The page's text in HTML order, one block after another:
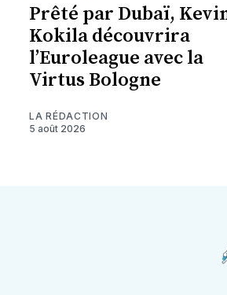
Prêté par Dubaï,
Kokila découvrira
l’Euroleague avec la
Virtus Bologne
LA RÉDACTION
5 août 2026